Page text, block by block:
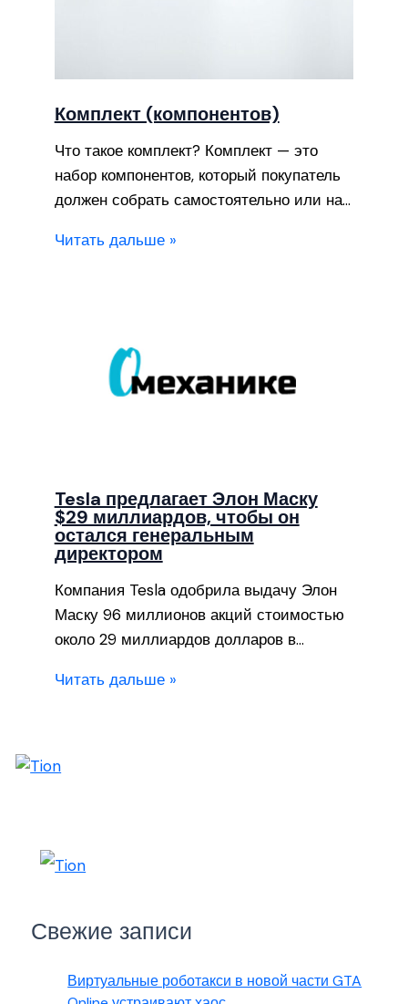
Комплект (компонентов)
Что такое комплект? Комплект — это
набор компонентов, который покупатель
должен собрать самостоятельно или на…
Читать дальше »
Tesla предлагает Элон Маску
$29 миллиардов, чтобы он
остался генеральным
директором
Компания Tesla одобрила выдачу Элон
Маску 96 миллионов акций стоимостью
около 29 миллиардов долларов в…
Читать дальше »
Свежие записи
Виртуальные роботакси в новой части GTA